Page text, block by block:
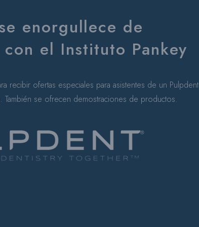
enorgullece de
el Instituto Pankey
recibir ofertas especiales para asistentes de un Pulpdent
También se ofrecen demostraciones de productos.